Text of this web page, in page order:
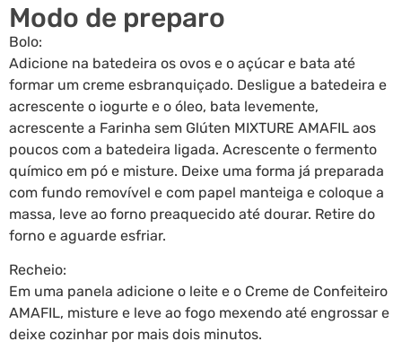
Modo de preparo
Bolo:
Adicione na batedeira os ovos e o açúcar e bata até
formar um creme esbranquiçado. Desligue a batedeira e
acrescente o iogurte e o óleo, bata levemente,
acrescente a Farinha sem Glúten MIXTURE AMAFIL aos
poucos com a batedeira ligada. Acrescente o fermento
químico em pó e misture. Deixe uma forma já preparada
com fundo removível e com papel manteiga e coloque a
massa, leve ao forno preaquecido até dourar. Retire do
forno e aguarde esfriar.
Recheio:
Em uma panela adicione o leite e o Creme de Confeiteiro
AMAFIL, misture e leve ao fogo mexendo até engrossar e
deixe cozinhar por mais dois minutos.